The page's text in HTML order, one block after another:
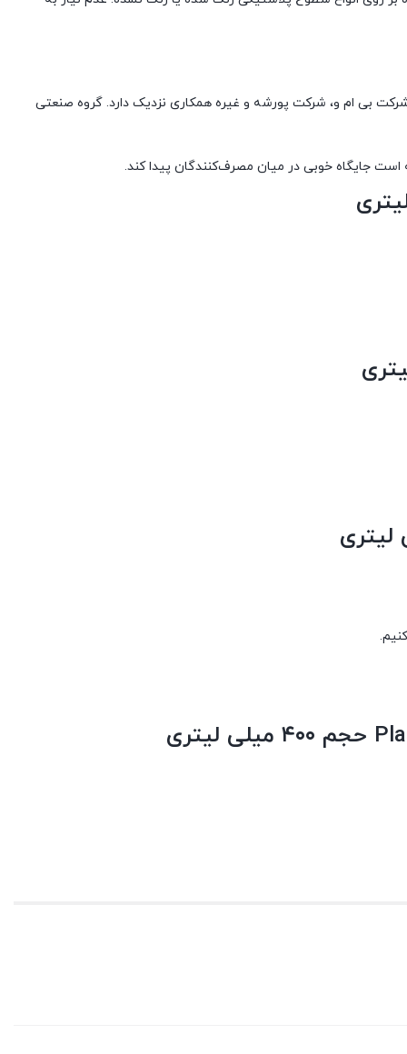
شرکت بی ام و، شرکت پورشه و غیره همکاری نزدیک دارد. گروه صنعتی
است جایگاه خوبی در میان مصرف‌کنندگان پیدا کند.